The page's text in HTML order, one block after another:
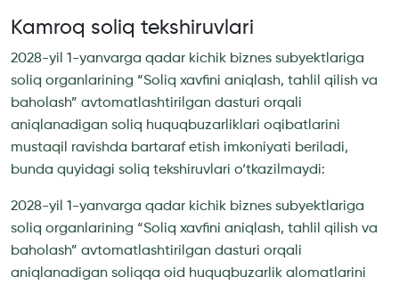
Kamroq soliq tekshiruvlari
2028-yil 1-yanvarga qadar kichik biznes subyektlariga
soliq organlarining “Soliq xavfini aniqlash, tahlil qilish va
baholash” avtomatlashtirilgan dasturi orqali
aniqlanadigan soliq huquqbuzarliklari oqibatlarini
mustaqil ravishda bartaraf etish imkoniyati beriladi,
bunda quyidagi soliq tekshiruvlari o‘tkazilmaydi:
2028-yil 1-yanvarga qadar kichik biznes subyektlariga
soliq organlarining “Soliq xavfini aniqlash, tahlil qilish va
baholash” avtomatlashtirilgan dasturi orqali
aniqlanadigan soliqqa oid huquqbuzarlik alomatlarini